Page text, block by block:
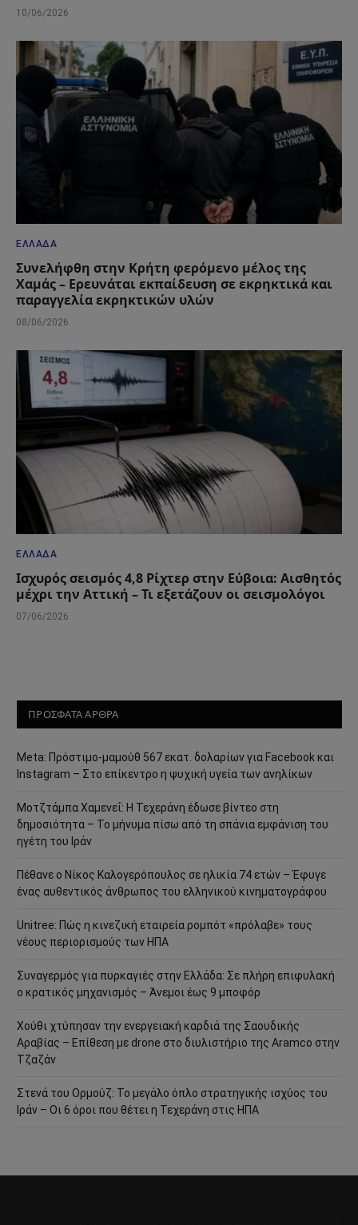
10/06/2026
ΕΛΛΆΔΑ
Συνελήφθη στην Κρήτη φερόμενο μέλος της
Χαμάς – Ερευνάται εκπαίδευση σε εκρηκτικά και
παραγγελία εκρηκτικών υλών
08/06/2026
ΕΛΛΆΔΑ
Ισχυρός σεισμός 4,8 Ρίχτερ στην Εύβοια: Αισθητός
μέχρι την Αττική – Τι εξετάζουν οι σεισμολόγοι
07/06/2026
ΠΡΟΣΦΑΤΑ ΑΡΘΡΑ
Meta: Πρόστιμο-μαμούθ 567 εκατ. δολαρίων για Facebook και
Instagram – Στο επίκεντρο η ψυχική υγεία των ανηλίκων
Μοτζτάμπα Χαμενεΐ: Η Τεχεράνη έδωσε βίντεο στη
δημοσιότητα – Το μήνυμα πίσω από τη σπάνια εμφάνιση του
ηγέτη του Ιράν
Πέθανε ο Νίκος Καλογερόπουλος σε ηλικία 74 ετών – Έφυγε
ένας αυθεντικός άνθρωπος του ελληνικού κινηματογράφου
Unitree: Πώς η κινεζική εταιρεία ρομπότ «πρόλαβε» τους
νέους περιορισμούς των ΗΠΑ
Συναγερμός για πυρκαγιές στην Ελλάδα: Σε πλήρη επιφυλακή
ο κρατικός μηχανισμός – Άνεμοι έως 9 μποφόρ
Χούθι χτύπησαν την ενεργειακή καρδιά της Σαουδικής
Αραβίας – Επίθεση με drone στο διυλιστήριο της Aramco στην
Τζαζάν
Στενά του Ορμούζ: Το μεγάλο όπλο στρατηγικής ισχύος του
Ιράν – Οι 6 όροι που θέτει η Τεχεράνη στις ΗΠΑ